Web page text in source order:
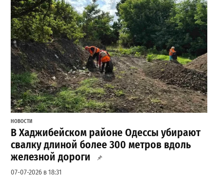
НОВОСТИ
В Хаджибейском районе Одессы убирают
свалку длиной более 300 метров вдоль
железной дороги
07-07-2026 в 18:31